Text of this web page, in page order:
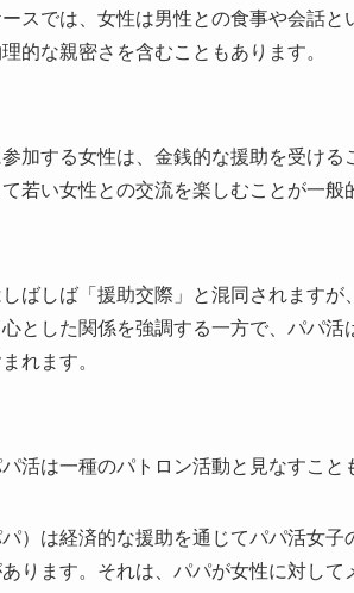
スでは、女性は男性との食事や会話
的な親密さを含むこともあります。
加する女性は、金銭的な援助を受け
若い女性との交流を楽しむことが一般
ばしば「援助交際」と混同されます
とした関係を強調する一方で、パパ
れます。
パ活は一種のパトロン活動と見なすこと
）は経済的な援助を通じてパパ活女
ります。それは、パパが女性に対し